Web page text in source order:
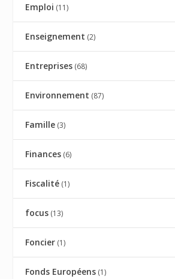
Emploi (11)
Enseignement (2)
Entreprises (68)
Environnement (87)
Famille (3)
Finances (6)
Fiscalité (1)
focus (13)
Foncier (1)
Fonds Européens (1)